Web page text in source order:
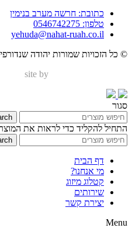
כתובת: חרשה מערב בנימין
טלפון: 0546742275
yehuda@nahat-ruah.co.il
© כל הזכויות שמורות יהודה
site by
סגור
התחיל להקליד כדי לראות את
דף הבית
מי אנחנו?
קטלוג מיזוג
שירותים
יצירת קשר
Menu